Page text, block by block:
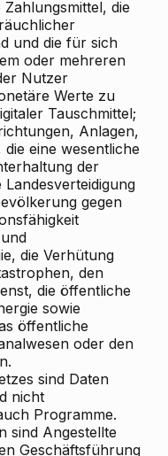
die
und die für sich
oder mehreren
Nutzer
Werte zu
Tauschmittel;
Anlagen,
eine wesentliche
der
gegen
die Verhütung
den
die öffentliche
sowie
öffentliche
oder den
sind Daten
nicht
Programme.
sind Angestellte
Geschäftsführung